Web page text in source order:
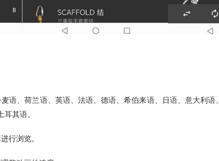
语、荷兰语、英语、法语、德语、希伯来语、日语、意大利
其语。
行浏览。